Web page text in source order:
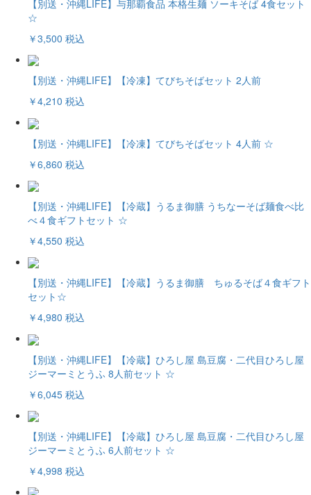
【別送・沖縄LIFE】与那覇食品 本格生麺 ソーキそば 4食セット
☆
￥3,500 税込
【別送・沖縄LIFE】【冷凍】てびちそばセット 2人前
￥4,210 税込
【別送・沖縄LIFE】【冷凍】てびちそばセット 4人前 ☆
￥6,860 税込
【別送・沖縄LIFE】【冷蔵】うるま御膳 うちなーそば麺食べ比
べ４食ギフトセット ☆
￥4,550 税込
【別送・沖縄LIFE】【冷蔵】うるま御膳 ちゅるそば４食ギフト
セット☆
￥4,980 税込
【別送・沖縄LIFE】【冷蔵】ひろし屋 島豆腐・二代目ひろし屋
ジーマーミとうふ 8人前セット ☆
￥6,045 税込
【別送・沖縄LIFE】【冷蔵】ひろし屋 島豆腐・二代目ひろし屋
ジーマーミとうふ 6人前セット ☆
￥4,998 税込